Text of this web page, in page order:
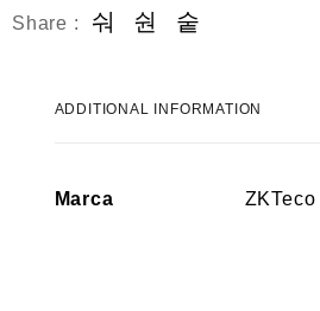
Share :
ADDITIONAL INFORMATION
Marca ZKTeco